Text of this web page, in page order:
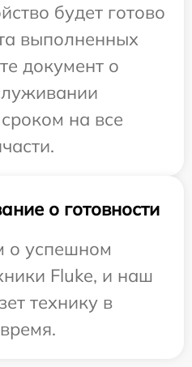
будет готово
выполненных
документ о
на все
о готовности
успешном
Fluke, и наш
технику в